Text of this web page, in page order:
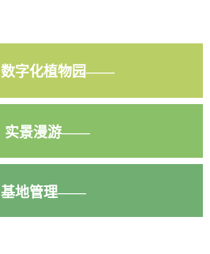
数字化植物园——
实景漫游——
基地管理——